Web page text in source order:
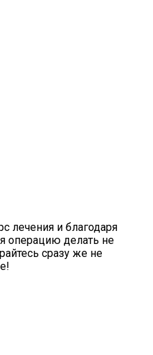
лечения и благодаря
операцию делать не
сразу же не